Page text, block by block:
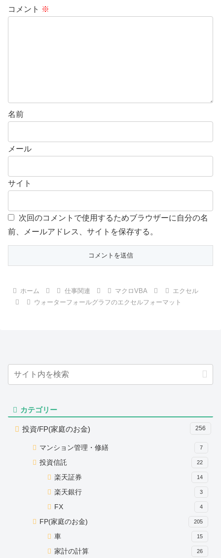
コメント ※
名前
メール
サイト
次回のコメントで使用するためブラウザーに自分の名
前、メールアドレス、サイトを保存する。
ホーム 仕事関連 マクロVBA
エクセル
ウォーターフォールグラフのエクセルフォーマット
カテゴリー
投資/FP(家庭のお金) 256
マンション管理・修繕 7
投資信託 22
楽天証券 14
楽天銀行 3
FX 4
FP(家庭のお金) 205
車 15
家計の計算 26